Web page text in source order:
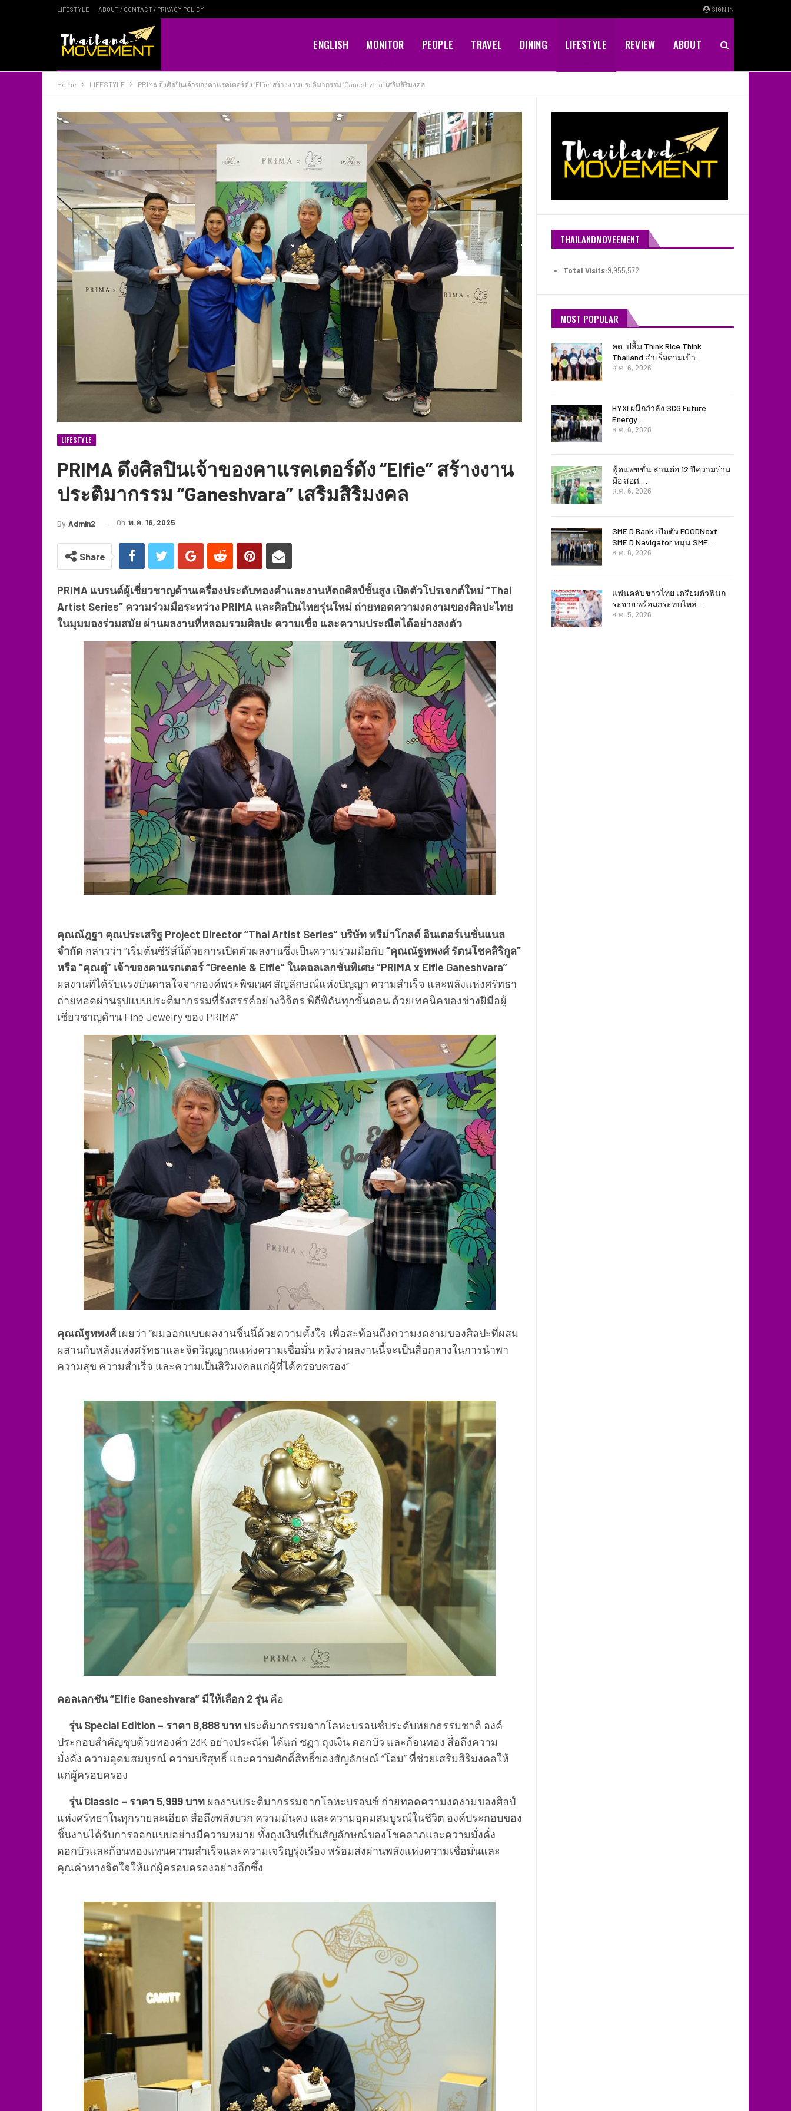
SIGN IN
LIFESTYLE ABOUT / CONTACT / PRIVACY POLICY
ENGLISH MONITOR PEOPLE TRAVEL DINING LIFESTYLE REVIEW ABOUT
Home LIFESTYLE PRIMA ดึงศิลปินเจ้าของคาแรคเตอร์ดัง “Elfie” สร้างงานประติมากรรม “Ganeshvara” เสริมสิริมงคล
LIFESTYLE
PRIMA ดึงศิลปินเจ้าของคาแรคเตอร์ดัง “Elfie” สร้างงาน
ประติมากรรม “Ganeshvara” เสริมสิริมงคล
By Admin2 On พ.ค. 18, 2025
Share
PRIMA แบรนด์ผู้เชี่ยวชาญด้านเครื่องประดับทองคำและงานหัตถศิลป์ชั้นสูง เปิดตัวโปรเจกต์ใหม่ “Thai
Artist Series” ความร่วมมือระหว่าง PRIMA และศิลปินไทยรุ่นใหม่ ถ่ายทอดความงดงามของศิลปะไทย
ในมุมมองร่วมสมัย ผ่านผลงานที่หลอมรวมศิลปะ ความเชื่อ และความประณีตได้อย่างลงตัว
คุณณัฎฐา คุณประเสริฐ Project Director “Thai Artist Series” บริษัท พรีม่าโกลด์ อินเตอร์เนชั่นแนล
จำกัด กล่าวว่า “เริ่มต้นซีรีส์นี้ด้วยการเปิดตัวผลงานซึ่งเป็นความร่วมมือกับ “คุณณัฐทพงศ์ รัตนโชคสิริกูล”
หรือ “คุณตู่” เจ้าของคาแรกเตอร์ “Greenie & Elfie” ในคอลเลกชันพิเศษ “PRIMA x Elfie Ganeshvara”
ผลงานที่ได้รับแรงบันดาลใจจากองค์พระพิฆเนศ สัญลักษณ์แห่งปัญญา ความสำเร็จ และพลังแห่งศรัทธา
ถ่ายทอดผ่านรูปแบบประติมากรรมที่รังสรรค์อย่างวิจิตร พิถีพิถันทุกขั้นตอน ด้วยเทคนิคของช่างฝีมือผู้
เชี่ยวชาญด้าน Fine Jewelry ของ PRIMA”
คุณณัฐทพงศ์เผยว่า “ผมออกแบบผลงานชิ้นนี้ด้วยความตั้งใจ เพื่อสะท้อนถึงความงดงามของศิลปะที่ผสม
ผสานกับพลังแห่งศรัทธาและจิตวิญญาณแห่งความเชื่อมั่น หวังว่าผลงานนี้จะเป็นสื่อกลางในการนำพา
ความสุข ความสำเร็จ และความเป็นสิริมงคลแก่ผู้ที่ได้ครอบครอง”
คอลเลกชัน “Elfie Ganeshvara” มีให้เลือก 2 รุ่นคือ
รุ่น Special Edition – ราคา 8,888 บาท ประติมากรรมจากโลหะบรอนซ์ประดับหยกธรรมชาติ องค์
ประกอบสำคัญชุบด้วยทองคำ 23K อย่างประณีต ได้แก่ ชฏา ถุงเงิน ดอกบัว และก้อนทอง สื่อถึงความ
มั่งคั่ง ความอุดมสมบูรณ์ ความบริสุทธิ์ และความศักดิ์สิทธิ์ของสัญลักษณ์ “โอม” ที่ช่วยเสริมสิริมงคลให้
แก่ผู้ครอบครอง
รุ่น Classic – ราคา 5,999 บาท ผลงานประติมากรรมจากโลหะบรอนซ์ ถ่ายทอดความงดงามของศิลป์
แห่งศรัทธาในทุกรายละเอียด สื่อถึงพลังบวก ความมั่นคง และความอุดมสมบูรณ์ในชีวิต องค์ประกอบของ
ชิ้นงานได้รับการออกแบบอย่างมีความหมาย ทั้งถุงเงินที่เป็นสัญลักษณ์ของโชคลาภและความมั่งคั่ง
ดอกบัวและก้อนทองแทนความสำเร็จและความเจริญรุ่งเรือง พร้อมส่งผ่านพลังแห่งความเชื่อมั่นและ
คุณค่าทางจิตใจให้แก่ผู้ครอบครองอย่างลึกซึ้ง
THAILANDMOVEEMENT
Total Visits:9,955,572
MOST POPULAR
คต. ปลื้ม Think Rice Think
Thailand สำเร็จตามเป้า…
ส.ค. 6, 2026
HYXI ผนึกกำลัง SCG Future
Energy…
ส.ค. 6, 2026
ฟู้ดแพชชั่น สานต่อ 12 ปีความร่วม
มือ สอศ.…
ส.ค. 6, 2026
SME D Bank เปิดตัว FOODNext
SME D Navigator หนุน SME…
ส.ค. 6, 2026
แฟนคลับชาวไทย เตรียมตัวฟินก
ระจาย พร้อมกระทบไหล่…
ส.ค. 5, 2026